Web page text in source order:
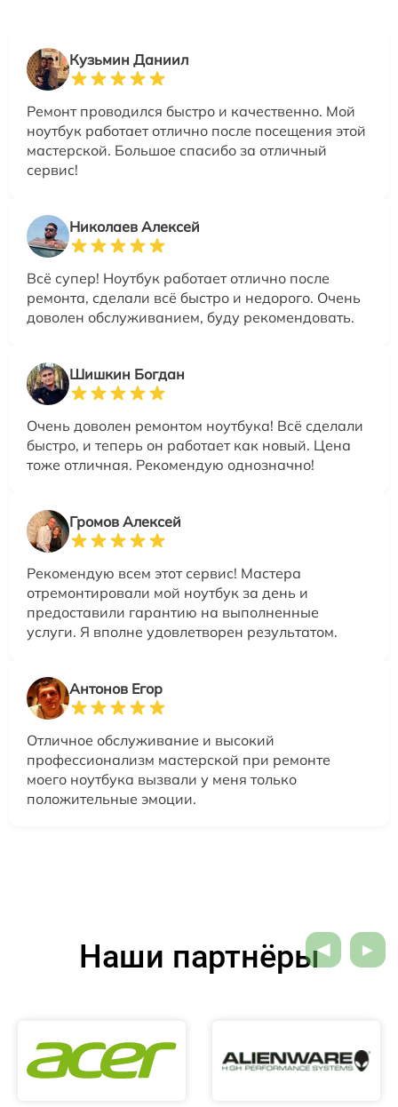
Кузьмин Даниил
Ремонт проводился быстро и качественно. Мой
ноутбук работает отлично после посещения этой
мастерской. Большое спасибо за отличный
сервис!
Николаев Алексей
Всё супер! Ноутбук работает отлично после
ремонта, сделали всё быстро и недорого. Очень
доволен обслуживанием, буду рекомендовать.
Шишкин Богдан
Очень доволен ремонтом ноутбука! Всё сделали
быстро, и теперь он работает как новый. Цена
тоже отличная. Рекомендую однозначно!
Громов Алексей
Рекомендую всем этот сервис! Мастера
отремонтировали мой ноутбук за день и
предоставили гарантию на выполненные
услуги. Я вполне удовлетворен результатом.
Антонов Егор
Отличное обслуживание и высокий
профессионализм мастерской при ремонте
моего ноутбука вызвали у меня только
положительные эмоции.
Наши партнёры